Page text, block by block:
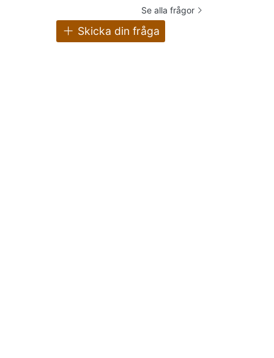
Se alla frågor
Skicka din fråga